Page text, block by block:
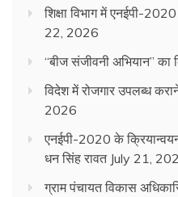
शिक्षा विभाग में एनईपी-
22, 2026
“बीज संजीवनी अभियान” का
विदेश में रोजगार उपलब्ध
2026
एनईपी-2020 के क्रियान्वयन
धन सिंह रावत July 21,
ग्राम पंचायत विकास